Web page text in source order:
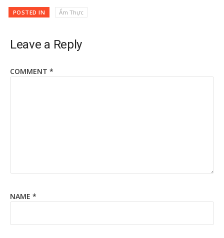
POSTED IN Ẩm Thực
Leave a Reply
COMMENT *
NAME *